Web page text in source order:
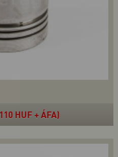
HUF + ÁFA)